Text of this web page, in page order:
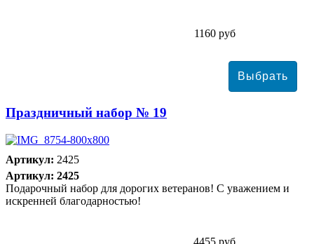
1160 руб
Праздничный набор № 19
Артикул: 2425
Артикул: 2425
Подарочный набор для дорогих ветеранов! С уважением и
искренней благодарностью!
4455 руб